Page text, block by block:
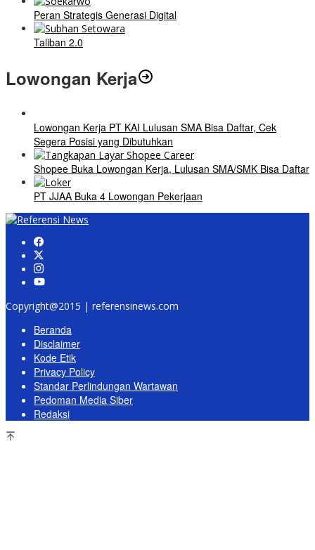
Peran Strategis Generasi Digital
Taliban 2.0
Lowongan Kerja
Lowongan Kerja PT KAI Lulusan SMA Bisa Daftar, Cek
Segera Posisi yang Dibutuhkan
Shopee Buka Lowongan Kerja, Lulusan SMA/SMK Bisa Daftar
PT JJAA Buka 4 Lowongan Pekerjaan
Copyright@2015 | referensinews.com
Beranda
Disclaimer
Kode Etik
Privacy Policy
Standar Perlindungan Wartawan
Pedoman Media Siber
Redaksi